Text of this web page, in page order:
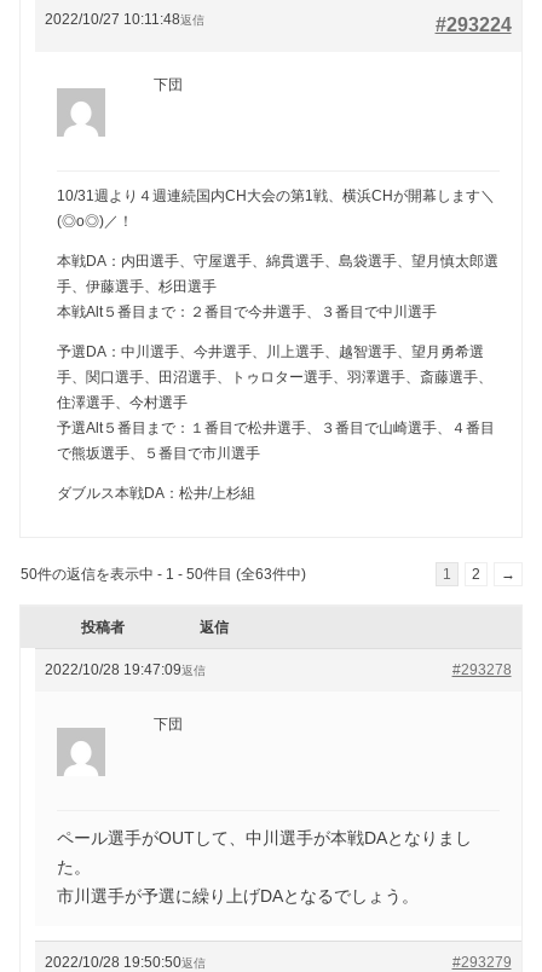
2022/10/27 10:11:48 #293224
返信
下団
10/31週より４週連続国内CH大会の第1戦、横浜CHが開幕します＼
(◎o◎)／！
本戦DA：内田選手、守屋選手、綿貫選手、島袋選手、望月慎太郎選
手、伊藤選手、杉田選手
本戦Alt５番目まで：２番目で今井選手、３番目で中川選手
予選DA：中川選手、今井選手、川上選手、越智選手、望月勇希選
手、関口選手、田沼選手、トゥロター選手、羽澤選手、斎藤選手、
住澤選手、今村選手
予選Alt５番目まで：１番目で松井選手、３番目で山崎選手、４番目
で熊坂選手、５番目で市川選手
ダブルス本戦DA：松井/上杉組
50件の返信を表示中 - 1 - 50件目 (全63件中) 1 2 →
投稿者 返信
2022/10/28 19:47:09 #293278
返信
下団
ペール選手がOUTして、中川選手が本戦DAとなりまし
た。
市川選手が予選に繰り上げDAとなるでしょう。
2022/10/28 19:50:50 #293279
返信